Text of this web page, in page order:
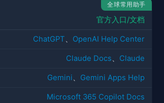
全球常用助手
官方入口/文档
ChatGPT、 OpenAI Help Center
Claude Docs、 Claude
Gemini、 Gemini Apps Help
Microsoft 365 Copilot Docs